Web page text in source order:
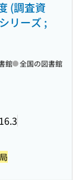
(調査資
リーズ ;
館 全国の図書館